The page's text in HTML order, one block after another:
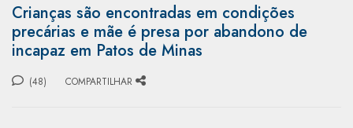
Crianças são encontradas em condições
precárias e mãe é presa por abandono de
incapaz em Patos de Minas
(48) COMPARTILHAR